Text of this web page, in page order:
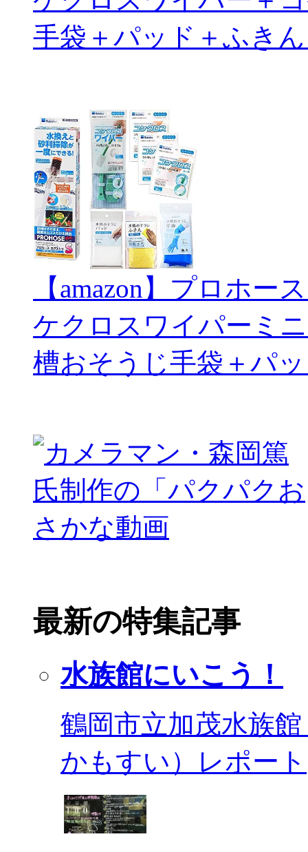
手袋＋パッド＋ふき
【amazon】プロホー
ケクロスワイパーミ
槽おそうじ手袋＋パ
最新の特集記事
水族館にいこう！
鶴岡市立加茂水族
かもすい）レポート